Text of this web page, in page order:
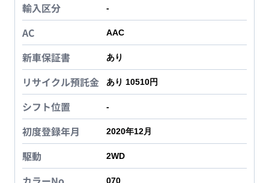
輸入区分 -
AC AAC
新車保証書 あり
リサイクル預託金 あり 10510円
シフト位置 -
初度登録年月 2020年12月
駆動 2WD
070